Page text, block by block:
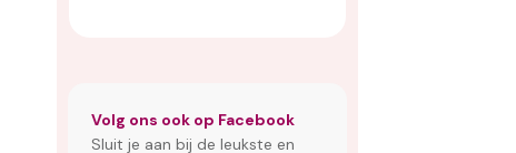
Volg ons ook op Facebook
Sluit je aan bij de leukste en